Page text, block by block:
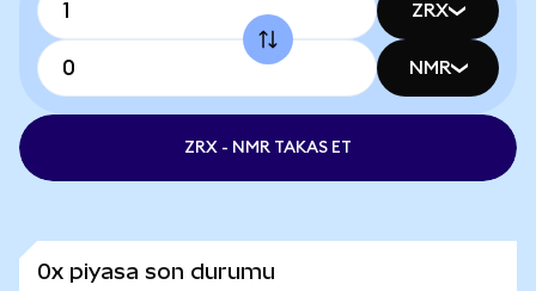
ZRX
NMR
ZRX - NMR TAKAS ET
0x piyasa son durumu